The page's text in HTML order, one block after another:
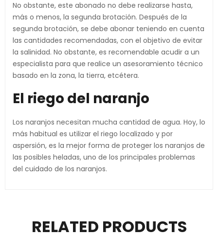
No obstante, este abonado no debe realizarse hasta,
más o menos, la segunda brotación. Después de la
segunda brotación, se debe abonar teniendo en cuenta
las cantidades recomendadas, con el objetivo de evitar
la salinidad. No obstante, es recomendable acudir a un
especialista para que realice un asesoramiento técnico
basado en la zona, la tierra, etcétera.
El riego del naranjo
Los naranjos necesitan mucha cantidad de agua. Hoy, lo
más habitual es utilizar el riego localizado y por
aspersión, es la mejor forma de proteger los naranjos de
las posibles heladas, uno de los principales problemas
del cuidado de los naranjos.
RELATED PRODUCTS